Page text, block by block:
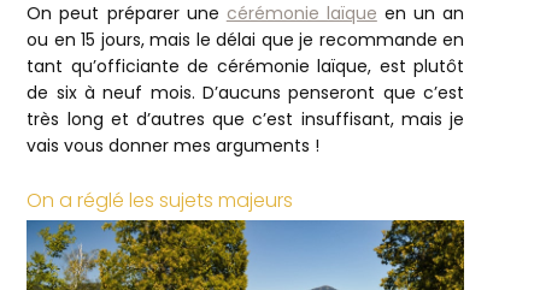
On peut préparer une cérémonie laïque en un an
ou en 15 jours, mais le délai que je recommande en
tant qu’officiante de cérémonie laïque, est plutôt
de six à neuf mois. D’aucuns penseront que c’est
très long et d’autres que c’est insuffisant, mais je
vais vous donner mes arguments !
On a réglé les sujets majeurs